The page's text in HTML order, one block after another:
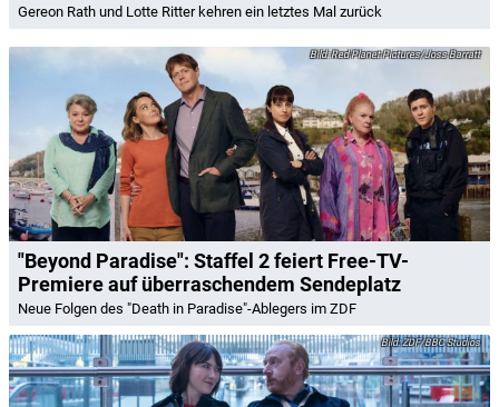
Gereon Rath und Lotte Ritter kehren ein letztes Mal zurück
Red Planet Pictures/Joss Barratt
"Beyond Paradise": Staffel 2 feiert Free-TV-
Premiere auf überraschendem Sendeplatz
Neue Folgen des "Death in Paradise"-Ablegers im ZDF
ZDF/BBC Studios